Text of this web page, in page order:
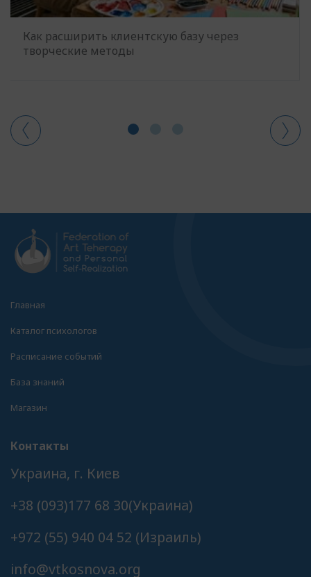
Как расширить клиентскую базу через
творческие методы
Главная
Каталог психологов
Расписание событий
База знаний
Магазин
Контакты
Украина, г. Киев
+38 (093)177 68 30(Украина)
+972 (55) 940 04 52 (Израиль)
info@vtkosnova.org